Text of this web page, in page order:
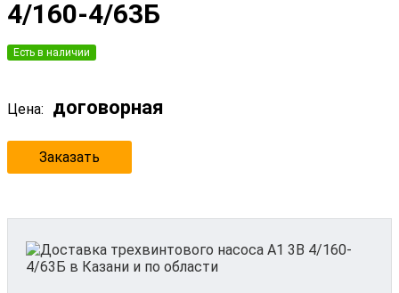
4/160-4/63Б
Есть в наличии
Цена: договорная
Заказать